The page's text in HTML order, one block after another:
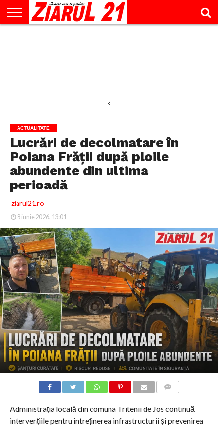
<
ACTUALITATE
Lucrări de decolmatare în
Poiana Frății după ploile
abundente din ultima
perioadă
ziarul21.ro
8 iunie 2026, 13:01
Administrația locală din comuna Tritenii de Jos continuă
intervențiile pentru întreținerea infrastructurii și prevenirea